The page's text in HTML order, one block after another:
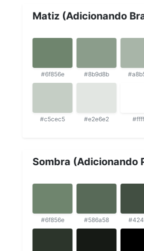
Matiz (Adicionando
#6f856e #8b9d8b
#c5cec5 #e2e6e2
Sombra (Adicionando
#6f856e #586a58